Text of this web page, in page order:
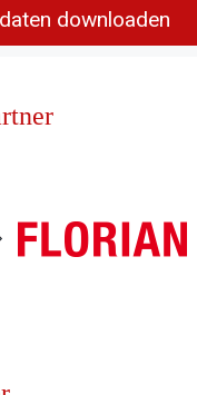
downloaden